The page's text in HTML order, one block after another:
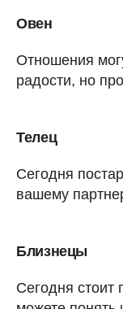
Овен
Отношения
радости, но
Телец
Сегодня
вашему
Близнецы
Сегодня